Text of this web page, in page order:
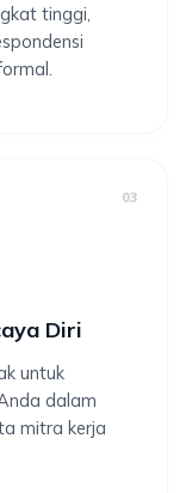
tinggi,
03
Diri
untuk
dalam
mitra kerja